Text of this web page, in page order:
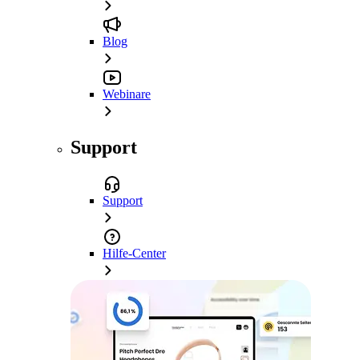
Blog
Webinare
Support
Support
Hilfe-Center